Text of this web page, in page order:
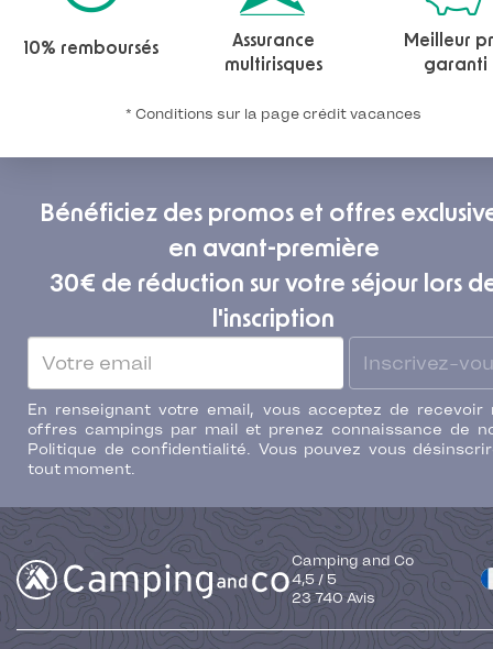
10% remboursés
Assurance
multirisques
Meilleur
garanti
* Conditions sur la page crédit vacances
Bénéficiez des promos et offres
en avant-première
30€ de réduction sur votre séjour lors
l'inscription
Inscrivez-
En renseignant votre email, vous acceptez de recevoir
offres campings par mail et prenez connaissance de
Politique de confidentialité. Vous pouvez vous
tout moment.
Camping and Co
4,5 / 5
23 740 Avis